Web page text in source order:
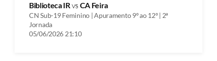
Biblioteca IRvs CA Feira
CN Sub-19 Feminino | Apuramento 9º ao 12º | 2ª
Jornada
05/06/2026 21:10